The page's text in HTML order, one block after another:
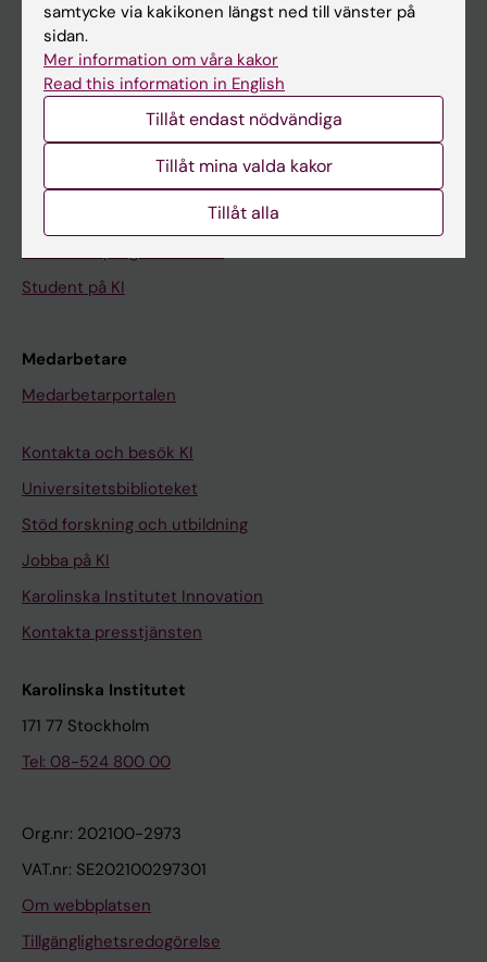
Kalender
Student
Canvas
Schema
Student på KI
Medarbetare
Medarbetarportalen
Kontakta och besök KI
Universitetsbiblioteket
Stöd forskning och utbildning
Jobba på KI
Karolinska Institutet Innovation
Kontakta presstjänsten
Karolinska Institutet
171 77 Stockholm
Tel: 08-524 800 00
Org.nr: 202100-2973
VAT.nr: SE202100297301
Om webbplatsen
Tillgänglighetsredogörelse
samtycke via kakikonen längst ned till vänster på
sidan.
Mer information om våra kakor
Read this information in English
Tillåt endast nödvändiga
Tillåt mina valda kakor
Tillåt alla